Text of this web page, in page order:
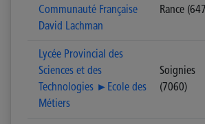
Communauté Française
David Lachman
Rance
Lycée Provincial des
Sciences et des
Technologies ►Ecole des
Métiers
Soignies
(7060)